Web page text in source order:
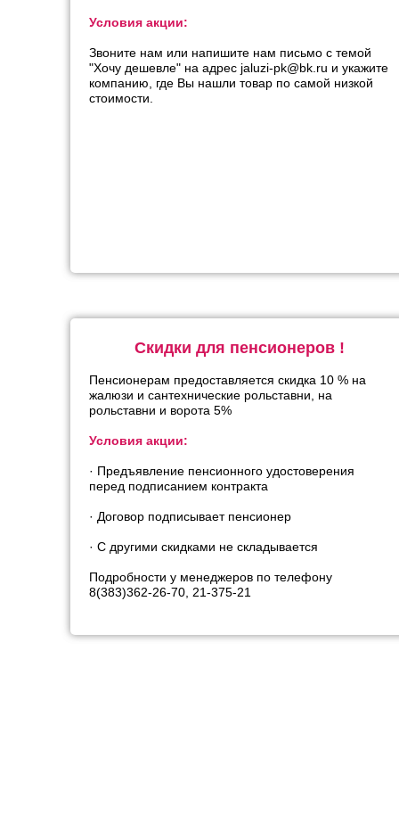
Условия акции:
Звоните нам или напишите нам письмо с темой
"Хочу дешевле" на адрес jaluzi-pk@bk.ru и укажите
компанию, где Вы нашли товар по самой низкой
стоимости.
Скидки для пенсионеров !
Пенсионерам предоставляется скидка 10 % на
жалюзи и сантехнические рольставни, на
рольставни и ворота 5%
Условия акции:
· Предъявление пенсионного удостоверения
перед подписанием контракта
· Договор подписывает пенсионер
· С другими скидками не складывается
Подробности у менеджеров по телефону
8(383)362-26-70, 21-375-21